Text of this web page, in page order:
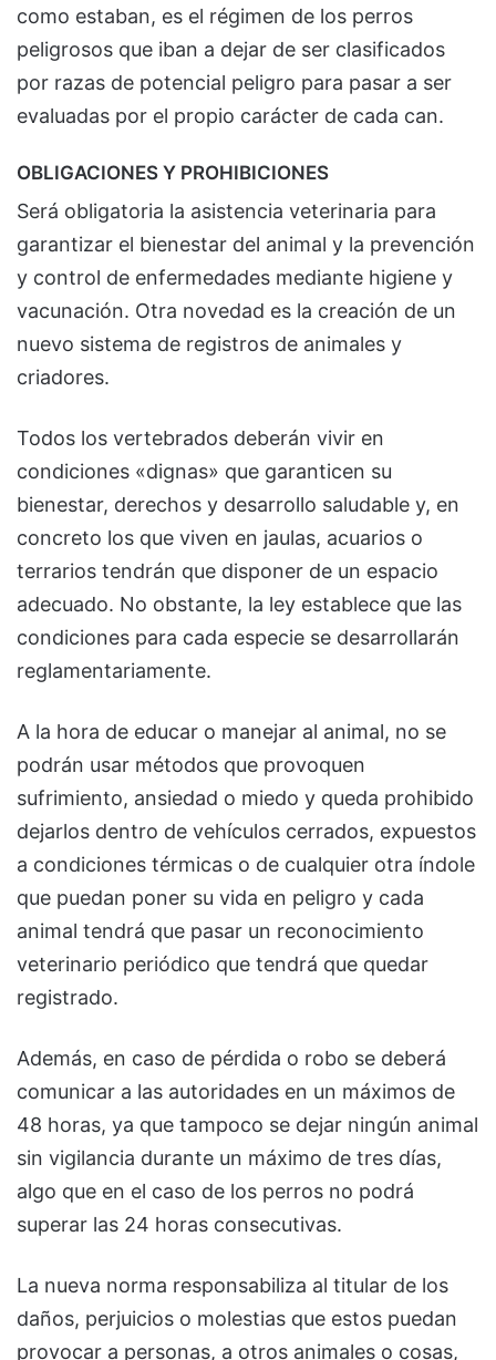
como estaban, es el régimen de los perros
peligrosos que iban a dejar de ser clasificados
por razas de potencial peligro para pasar a ser
evaluadas por el propio carácter de cada can.
OBLIGACIONES Y PROHIBICIONES
Será obligatoria la asistencia veterinaria para
garantizar el bienestar del animal y la prevención
y control de enfermedades mediante higiene y
vacunación. Otra novedad es la creación de un
nuevo sistema de registros de animales y
criadores.
Todos los vertebrados deberán vivir en
condiciones «dignas» que garanticen su
bienestar, derechos y desarrollo saludable y, en
concreto los que viven en jaulas, acuarios o
terrarios tendrán que disponer de un espacio
adecuado. No obstante, la ley establece que las
condiciones para cada especie se desarrollarán
reglamentariamente.
A la hora de educar o manejar al animal, no se
podrán usar métodos que provoquen
sufrimiento, ansiedad o miedo y queda prohibido
dejarlos dentro de vehículos cerrados, expuestos
a condiciones térmicas o de cualquier otra índole
que puedan poner su vida en peligro y cada
animal tendrá que pasar un reconocimiento
veterinario periódico que tendrá que quedar
registrado.
Además, en caso de pérdida o robo se deberá
comunicar a las autoridades en un máximos de
48 horas, ya que tampoco se dejar ningún animal
sin vigilancia durante un máximo de tres días,
algo que en el caso de los perros no podrá
superar las 24 horas consecutivas.
La nueva norma responsabiliza al titular de los
daños, perjuicios o molestias que estos puedan
provocar a personas, a otros animales o cosas,